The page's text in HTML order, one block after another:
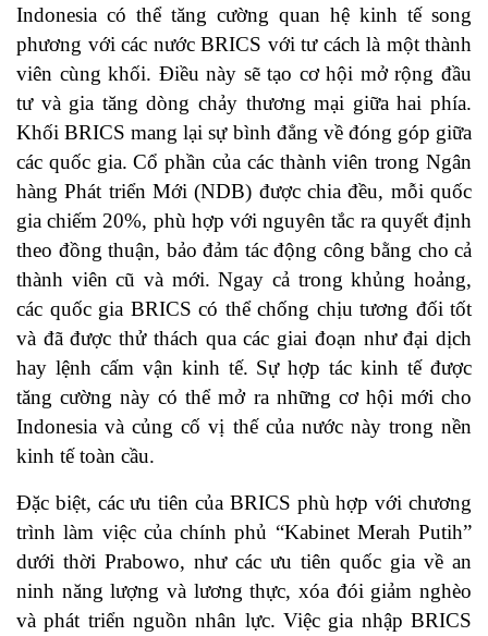
Indonesia có thể tăng cường quan hệ kinh tế song
phương với các nước BRICS với tư cách là một thành
viên cùng khối. Điều này sẽ tạo cơ hội mở rộng đầu
tư và gia tăng dòng chảy thương mại giữa hai phía.
Khối BRICS mang lại sự bình đẳng về đóng góp giữa
các quốc gia. Cổ phần của các thành viên trong Ngân
hàng Phát triển Mới (NDB) được chia đều, mỗi quốc
gia chiếm 20%, phù hợp với nguyên tắc ra quyết định
theo đồng thuận, bảo đảm tác động công bằng cho cả
thành viên cũ và mới. Ngay cả trong khủng hoảng,
các quốc gia BRICS có thể chống chịu tương đối tốt
và đã được thử thách qua các giai đoạn như đại dịch
hay lệnh cấm vận kinh tế. Sự hợp tác kinh tế được
tăng cường này có thể mở ra những cơ hội mới cho
Indonesia và củng cố vị thế của nước này trong nền
kinh tế toàn cầu.
Đặc biệt, các ưu tiên của BRICS phù hợp với chương
trình làm việc của chính phủ “Kabinet Merah Putih”
dưới thời Prabowo, như các ưu tiên quốc gia về an
ninh năng lượng và lương thực, xóa đói giảm nghèo
và phát triển nguồn nhân lực. Việc gia nhập BRICS